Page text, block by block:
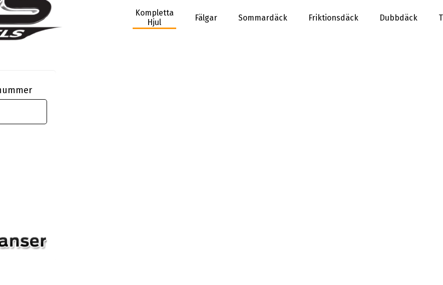
Kompletta
Hjul
Fälgar Sommardäck Friktionsdäck Dubbdäck